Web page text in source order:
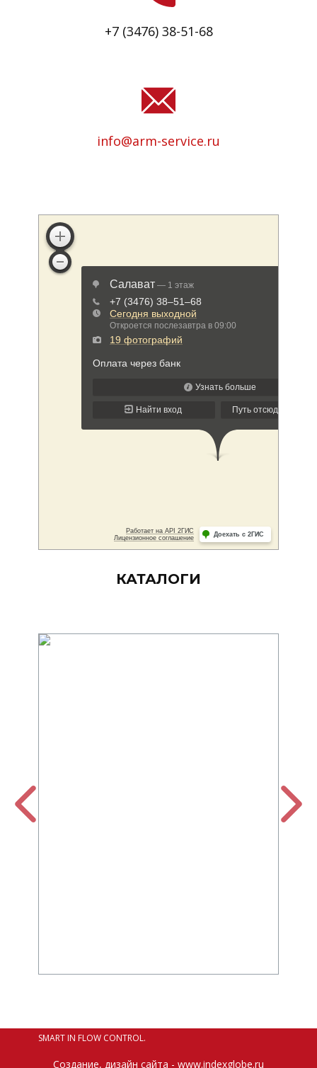
+7 (3476) 38-51-68
info@arm-service.ru
КАТАЛОГИ
SMART IN FLOW CONTROL.
Cоздание, дизайн сайта - www.indexglobe.ru